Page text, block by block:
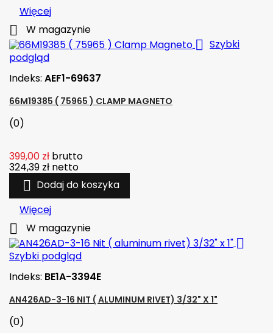
Więcej
 W magazynie
 Szybki
podgląd
Indeks: AEF1-69637
66M19385 ( 75965 ) CLAMP MAGNETO
(0)
399,00 zł brutto
324,39 zł netto
 Dodaj do koszyka
Więcej
 W magazynie

Szybki podgląd
Indeks: BE1A-3394E
AN426AD-3-16 NIT ( ALUMINUM RIVET) 3/32" X 1"
(0)